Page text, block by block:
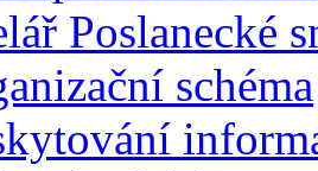
Poslanecké
schéma